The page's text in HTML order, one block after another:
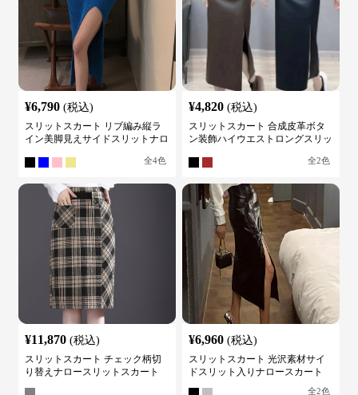
¥6,790 (税込)
スリットスカート リブ編み縦ラ
イン美脚見えサイドスリットナロ
全4色
¥4,820 (税込)
スリットスカート 合成皮革ボタ
ン装飾ハイウエストロングスリッ
全2色
¥11,870 (税込)
スリットスカート チェック柄切
り替えナロースリットスカート
¥6,960 (税込)
スリットスカート 光沢素材サイ
ドスリット入りナロースカート
全2色